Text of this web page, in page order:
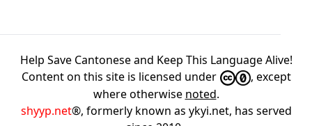
Help Save Cantonese and Keep This Language Alive!
Content on this site is licensed under
, except
where otherwise noted.
shyyp.net®, formerly known as ykyi.net, has served